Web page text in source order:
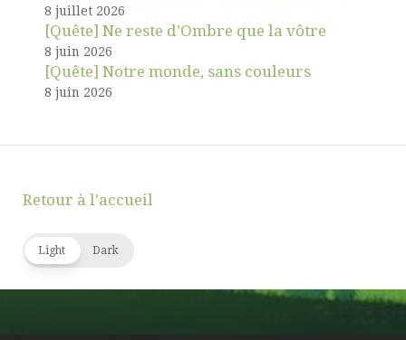
8 juillet 2026
[Quête] Ne reste d’Ombre que la vôtre
8 juin 2026
[Quête] Notre monde, sans couleurs
8 juin 2026
Retour à l'accueil
Light Dark